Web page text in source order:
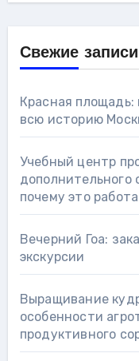
Свежие записи
Красная площадь:
всю историю
Учебный центр
дополнительного
почему это
Вечерний Гоа:
экскурсии
Выращивание
особенности
продуктивного